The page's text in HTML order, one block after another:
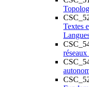
Textes